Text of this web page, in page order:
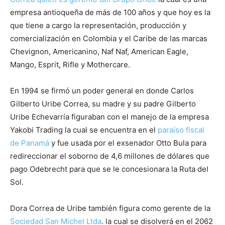
empresa antioqueña de más de 100 años y que hoy es la
que tiene a cargo la representación, producción y
comercialización en Colombia y el Caribe de las marcas
Chevignon, Americanino, Naf Naf, American Eagle,
Mango, Esprit, Rifle y Mothercare.
En 1994 se firmó un poder general en donde Carlos
Gilberto Uribe Correa, su madre y su padre Gilberto
Uribe Echevarría figuraban con el manejo de la empresa
Yakobi Trading la cual se encuentra en el paraíso fiscal
de Panamá y fue usada por el exsenador Otto Bula para
redireccionar el soborno de 4,6 millones de dólares que
pago Odebrecht para que se le concesionara la Ruta del
Sol.
Dora Correa de Uribe también figura como gerente de la
Sociedad San Michel Ltda. la cual se disolverá en el 2062